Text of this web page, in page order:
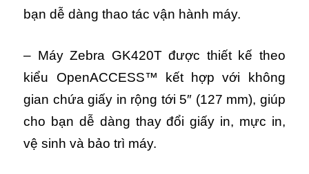
bạn dễ dàng thao tác vận hành máy.
– Máy Zebra GK420T được thiết kế theo
kiểu OpenACCESS™ kết hợp với không
gian chứa giấy in rộng tới 5″ (127 mm), giúp
cho bạn dễ dàng thay đổi giấy in, mực in,
vệ sinh và bảo trì máy.